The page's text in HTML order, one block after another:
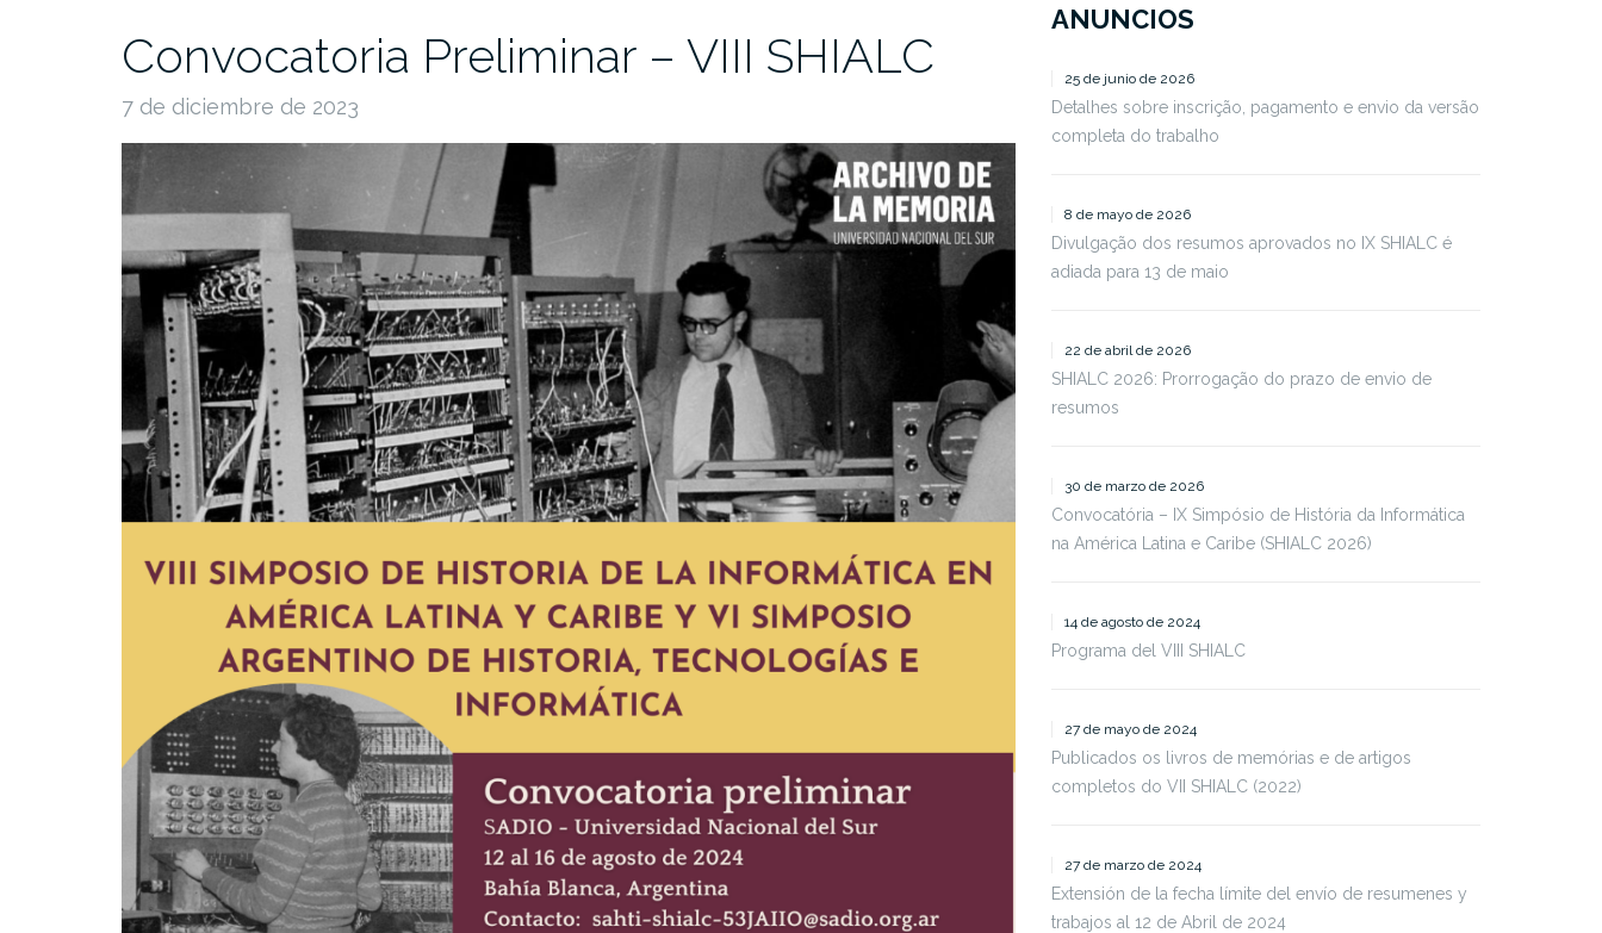
Convocatoria Preliminar – VIII SHIALC
7 de diciembre de 2023
ANUNCIOS
25 de junio de 2026
Detalhes sobre inscrição, pagamento e envio da versão
completa do trabalho
8 de mayo de 2026
Divulgação dos resumos aprovados no IX SHIALC é
adiada para 13 de maio
22 de abril de 2026
SHIALC 2026: Prorrogação do prazo de envio de
resumos
30 de marzo de 2026
Convocatória – IX Simpósio de História da Informática
na América Latina e Caribe (SHIALC 2026)
14 de agosto de 2024
Programa del VIII SHIALC
27 de mayo de 2024
Publicados os livros de memórias e de artigos
completos do VII SHIALC (2022)
27 de marzo de 2024
Extensión de la fecha límite del envío de resumenes y
trabajos al 12 de Abril de 2024